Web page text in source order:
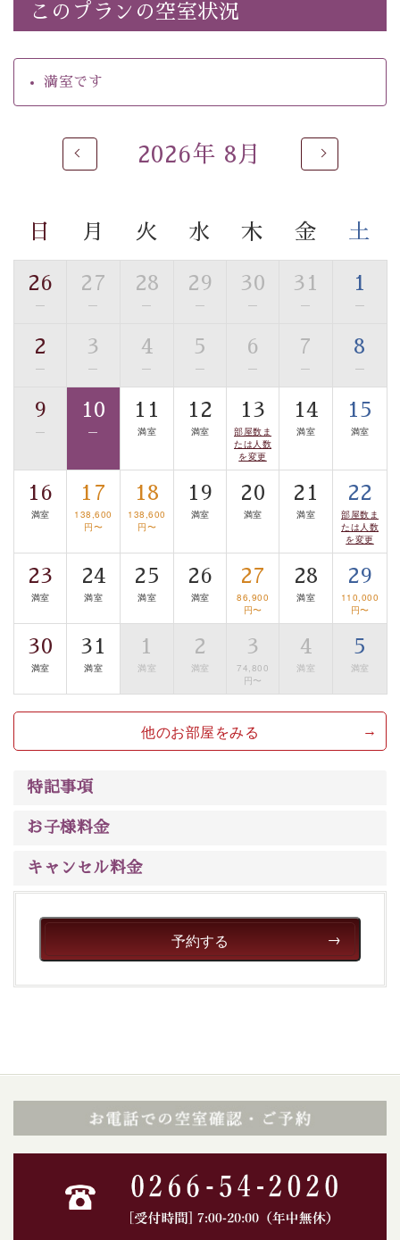
■内容&特典■
・朝夕個室料亭で個室食
・館内着をご用意
・就寝用パジャマをご用意
・館内フリーWi-Fi
・駐車場完備
【お食事】
・朝夕個室料亭で個室食
・夕食は地産地消の創作和会席 美湖膳（二十四節気と
【温泉】
の効果が高い、極めて希有な源泉です。身も心も癒され
るご入浴をお愉しみください。
■お座敷風呂（大浴場）
温泉の成分に合わせ、防菌防カビの特殊素材の畳を使
用。 足元が柔らかく、そして滑りにくい畳のお風呂で
※男性大浴場までのご移動には階段がございます。 予め
ご了承のほどお願いいたします。
車椅子のまま入浴できる「昇降式貸切温泉」。眺望はご
ざいませんが、源泉掛け流しの温泉の質を楽しむ
貸切温
泉風呂
です。ゆったりといやされるプライベートな空間
をお愉しみください。
以上がプラン内容です。
上諏訪温泉“しんゆ
事、諏訪湖に包まれるお部屋、
心してお過ごしください。
このプランの空室状況
満室です
2026年 8月
日 月 火 水 木 金 土
26
—
27
—
28
—
29
—
30
—
31
—
1
—
2
—
3
—
4
—
5
—
6
—
7
—
8
—
9
—
10
—
11
満室
12
満室
13
部屋数ま
たは人数
を変更
14
満室
15
満室
16
満室
17
138,600
円〜
18
138,600
円〜
19
満室
20
満室
21
満室
22
部屋数ま
たは人数
を変更
23
満室
24
満室
25
満室
26
満室
27
86,900
円〜
28
満室
29
110,000
円〜
30
満室
31
満室
1
満室
2
満室
3
74,800
円〜
4
満室
5
満室
他のお部屋をみる
特記事項
お子様料金
キャンセル料金
予約する